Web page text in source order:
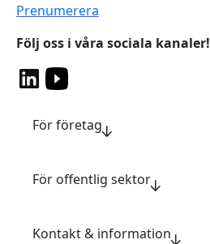
Prenumerera
Följ oss i våra sociala kanaler!
För företag
För offentlig sektor
Kontakt & information